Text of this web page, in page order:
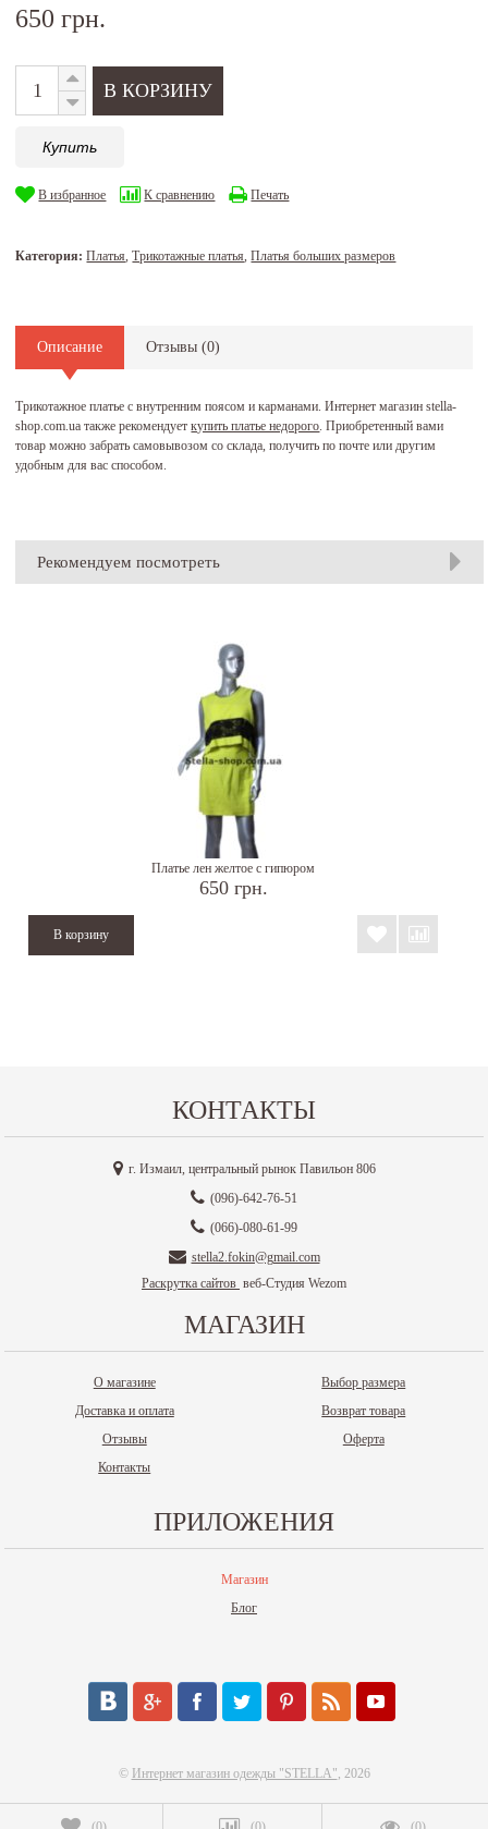
650 грн.
Купить
В избранное К сравнению Печать
Категория:Платья,Трикотажные платья,Платья больших размеров
Описание Отзывы (0)
Трикотажное платье с внутренним поясом и карманами. Интернет магазин stella-
shop.com.ua также рекомендуеткупить платье недорого. Приобретенный вами
товар можно забрать самовывозом со склада, получить по почте или другим
удобным для вас способом.
Рекомендуем посмотреть
Платье лен желтое с гипюром
650 грн.
КОНТАКТЫ
г. Измаил, центральный рынок Павильон 806
(096)-642-76-51
(066)-080-61-99
stella2.fokin@gmail.com
Раскрутка сайтов веб-Студия Wezom
МАГАЗИН
О магазине
Выбор размера
Доставка и оплата
Возврат товара
Отзывы
Оферта
Контакты
ПРИЛОЖЕНИЯ
Магазин
Блог
© Интернет магазин одежды "STELLA", 2026